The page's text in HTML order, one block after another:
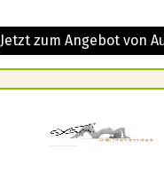
Jetzt zum Angebot von